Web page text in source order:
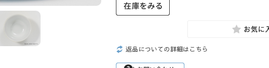
返品についての詳細はこちら